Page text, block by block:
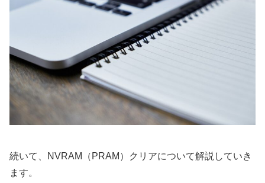
続いて、NVRAM（PRAM）クリアについて解説していき
ます。